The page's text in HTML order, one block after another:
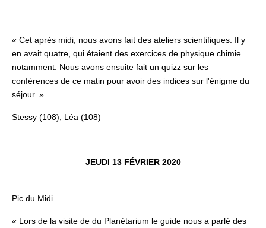
« Cet après midi, nous avons fait des ateliers scientifiques. Il y
en avait quatre, qui étaient des exercices de physique chimie
notamment. Nous avons ensuite fait un quizz sur les
conférences de ce matin pour avoir des indices sur l'énigme du
séjour. »
Stessy (108), Léa (108)
JEUDI 13 FÉVRIER 2020
Pic du Midi
« Lors de la visite de du Planétarium le guide nous a parlé des